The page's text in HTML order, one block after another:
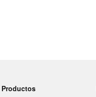
Productos